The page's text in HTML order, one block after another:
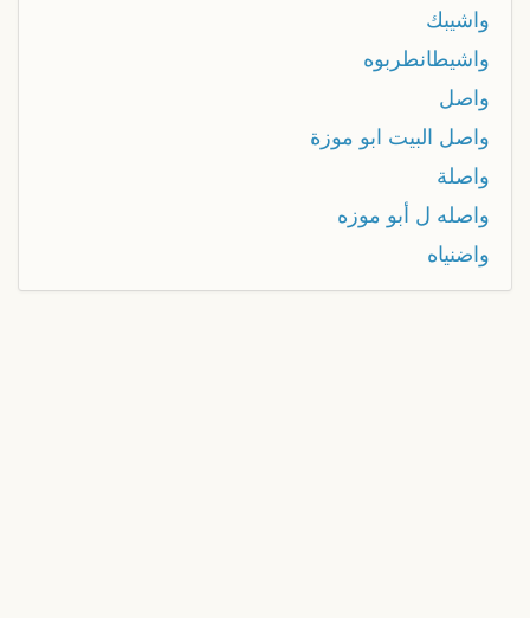
واشيبك
واشيطانطربوه
واصل
واصل البيت ابو موزة
واصلة
واصله ل أبو موزه
واضنياه